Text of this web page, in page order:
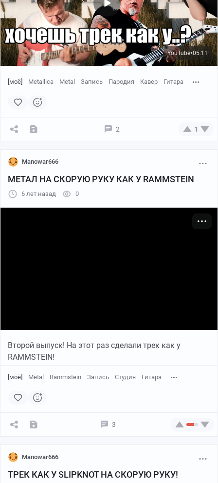
YouTube●05:11
[моё] Metallica Metal Запись Пародия Кавер Гитара
2 1
Manowar666
МЕТАЛ НА СКОРУЮ РУКУ КАК У RAMMSTEIN
6 лет назад 0
Второй выпуск! На этот раз сделали трек как у
RAMMSTEIN!
[моё] Metal Rammstein Запись Студия Гитара
3
Manowar666
ТРЕК КАК У SLIPKNOT НА СКОРУЮ РУКУ!